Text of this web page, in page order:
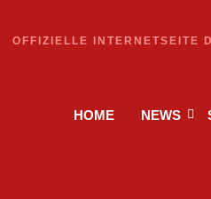
OFFIZIELLE INTERNETSEITE
HOME NEWS